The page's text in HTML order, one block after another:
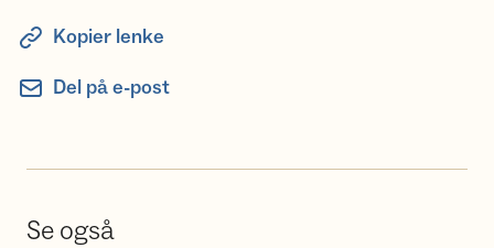
Kopier lenke
Del på e-post
Se også